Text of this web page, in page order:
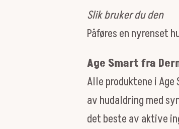
Slik bruker du den
Påføres en nyrenset
Age Smart fra
Alle produktene i
av hudaldring med
det beste av aktive